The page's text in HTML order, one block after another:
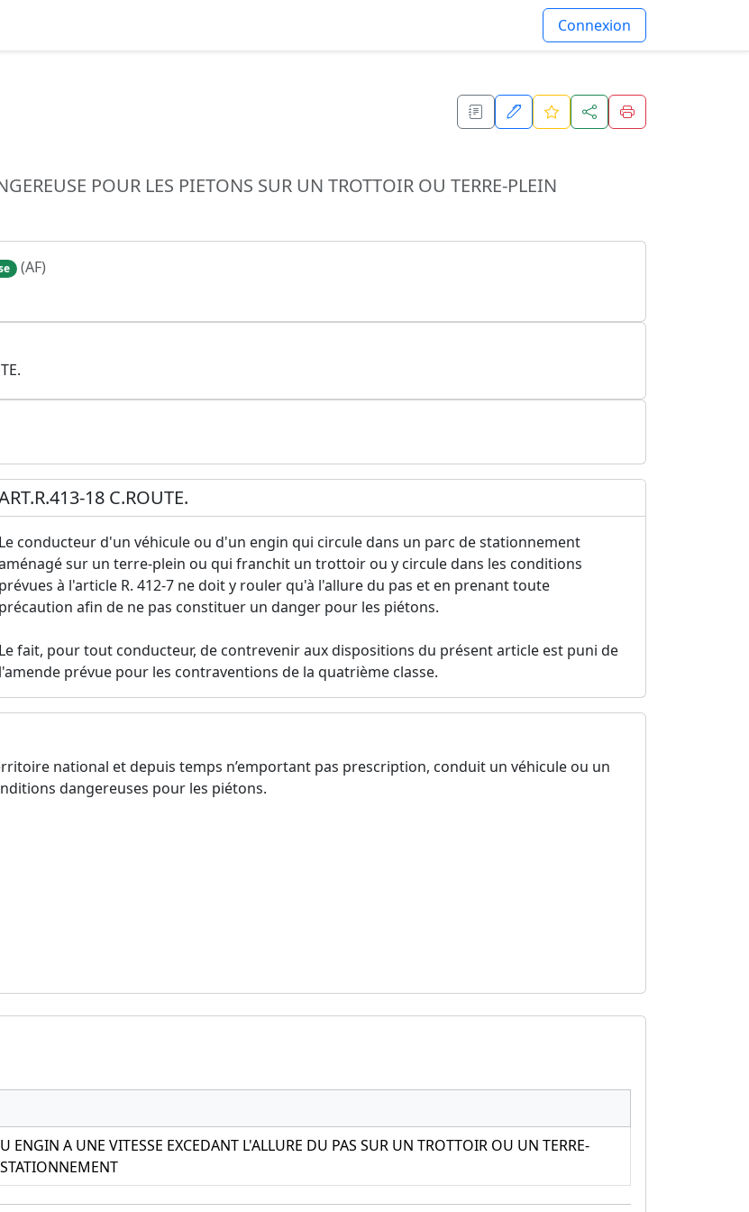
Connexion
POUR LES PIETONS SUR UN TROTTOIR OU TERRE-PLEIN
(AF)
18 C.ROUTE.
Le conducteur d'un véhicule ou d'un engin qui circule dans un parc de stationnement
sur un terre-plein ou qui franchit un trottoir ou y circule dans les conditions
prévues à l'article R. 412-7 ne doit y rouler qu'à l'allure du pas et en prenant toute
précaution afin de ne pas constituer un danger pour les piétons.
Le fait, pour tout conducteur, de contrevenir aux dispositions du présent article est puni de
l'amende prévue pour les contraventions de la quatrième classe.
national et depuis temps n’emportant pas prescription, conduit un véhicule ou un
dangereuses pour les piétons.
A UNE VITESSE EXCEDANT L'ALLURE DU PAS SUR UN TROTTOIR OU UN TERRE-